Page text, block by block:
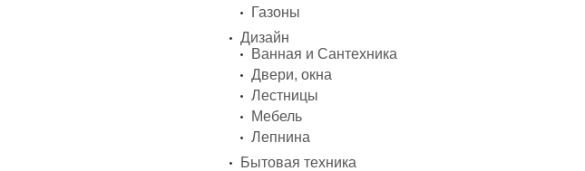
Газоны
Дизайн
Ванная и Сантехника
Двери, окна
Лестницы
Мебель
Лепнина
Бытовая техника